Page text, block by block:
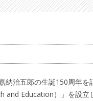
治五郎の生誕150周年を
Education）」を設立